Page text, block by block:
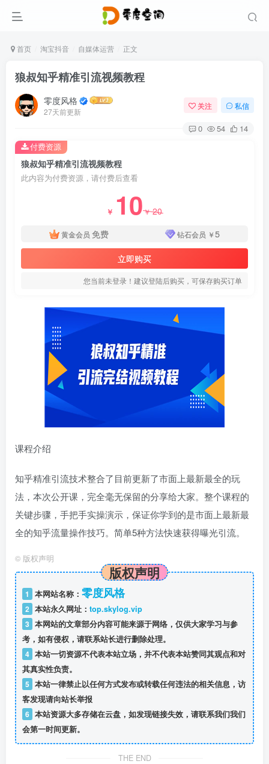
首页 淘宝抖音 自媒体运营 正文
狼叔知乎精准引流视频教程
零度风格
27天前更新
关注 私信
0 54 14
狼叔知乎精准引流视频教程
此内容为付费资源，请付费后查看
￥ 10￥20
黄金会员 免费 钻石会员 ￥5
立即购买
您当前未登录！建议登陆后购买，可保存购买订单
付费资源
课程介绍
知乎精准引流技术整合了目前更新了市面上最新最全的玩
法，本次公开课，完全毫无保留的分享给大家。整个课程的
关键步骤，手把手实操演示，保证你学到的是市面上最新最
全的知乎流量操作技巧。简单5种方法快速获得曝光引流。
© 版权声明
版权声明
1 本网站名称： 零度风格
2 本站永久网址： top.skylog.vip
3 本网站的文章部分内容可能来源于网络，仅供大家学习与参
考，如有侵权，请联系站长进行删除处理。
4 本站一切资源不代表本站立场，并不代表本站赞同其观点和对
其真实性负责。
5 本站一律禁止以任何方式发布或转载任何违法的相关信息，访
客发现请向站长举报
6 本站资源大多存储在云盘，如发现链接失效，请联系我们我们
会第一时间更新。
THE END